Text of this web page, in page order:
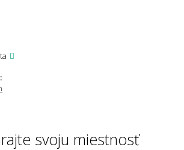
svoju miestnosť